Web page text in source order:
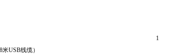
米USB线缆）
1